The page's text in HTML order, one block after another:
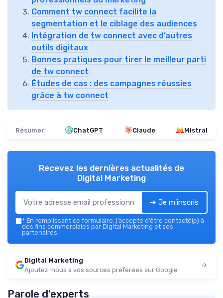
Comment tw connect facilite la
segmentation et le ciblage des audiences
Intégration de tw connect avec d’autres
outils digitaux
Bonnes pratiques pour tirer le meilleur parti
de tw connect
Études de cas : des campagnes réussies
grâce à tw connect
Résumer ChatGPT Claude Mistral
Recevez les dernières actualités de
Digital Marketing
➔ Je m'inscris
* En remplissant ce formulaire, j’accepte d’être contacté(e) à
des fins commerciales par Digital Marketing et ses
partenaires.
Digital Marketing
Ajoutez-nous à vos sources préférées sur Google
Parole d'experts